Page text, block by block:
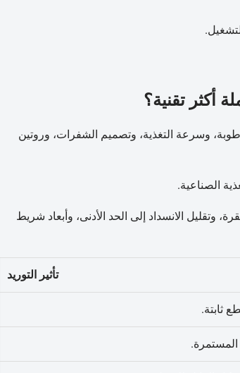
أكثر تقنية؟
وسرعة التغذية، وتصميم الشفرات، وروتين
الصناعية.
وتقليل الانسداد إلى الحد الأدنى، وأبعاد شريط
تأثير التوريد
ثابتة.
المستمرة.